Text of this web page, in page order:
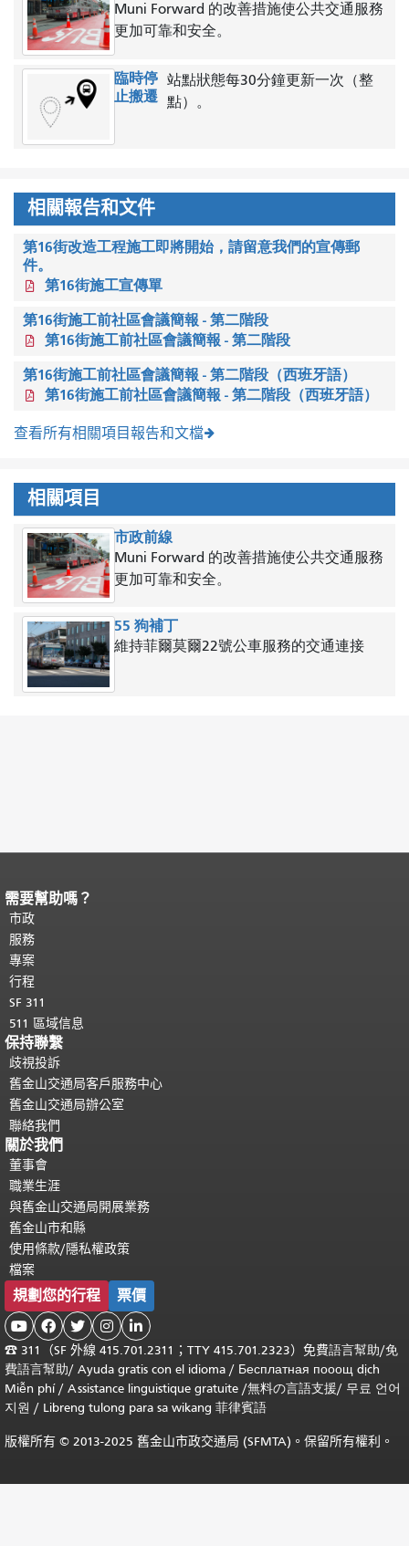
Muni Forward 的改善措施使公共交通服務
更加可靠和安全。
臨時停
止搬遷
站點狀態每30分鐘更新一次（整
點）。
相關報告和文件
第16街改造工程施工即將開始，請留意我們的宣傳郵
件。
第16街施工宣傳單
第16街施工前社區會議簡報 - 第二階段
第16街施工前社區會議簡報 - 第二階段
第16街施工前社區會議簡報 - 第二階段（西班牙語）
第16街施工前社區會議簡報 - 第二階段（西班牙語）
查看所有相關項目報告和文檔
相關項目
市政前線
Muni Forward 的改善措施使公共交通服務
更加可靠和安全。
55 狗補丁
維持菲爾莫爾22號公車服務的交通連接
頁面內容結束。
都會重複顯示。
需要幫助嗎？
市政
服務
專案
行程
SF 311
511 區域信息
保持聯繫
歧視投訴
舊金山交通局客戶服務中心
舊金山交通局辦公室
聯絡我們
關於我們
董事會
職業生涯
與舊金山交通局開展業務
舊金山市和縣
使用條款/隱私權政策
檔案
規劃您的行程 票價
    
☎ 311（SF 外線 415.701.2311；TTY 415.701.2323）免費語言幫助/免
費語言幫助/ Ayuda gratis con el idioma / Бесплатная пооощ dịch
Miễn phí/ Assistance linguistique gratuite /無料の言語支援/ 무료 언어
지원 / Libreng tulong para sa wikang 菲律賓語
版權所有 © 2013-2025 舊金山市政交通局 (SFMTA)。保留所有權利。